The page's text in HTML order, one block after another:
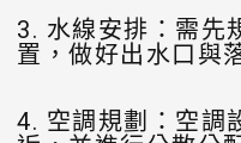
3. 水線安排：需先
置，做好出水口與
4. 空調規劃：空調